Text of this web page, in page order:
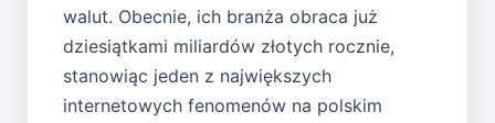
walut. Obecnie, ich branża obraca już
dziesiątkami miliardów złotych rocznie,
stanowiąc jeden z największych
internetowych fenomenów na polskim